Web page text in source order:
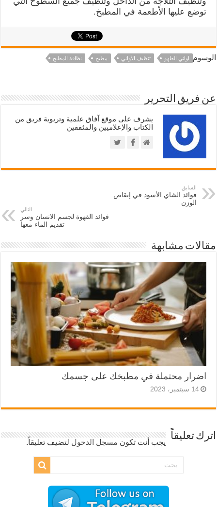
توضع عليها الأطعمة في المطبخ.
الوسوم اواني الطهو تنظيف الأواني مطبخ نظافة المطبخ
عن فريق التحرير
يشرف على موقع آفاق علمية وتربوية فريق من
الكتاب والإعلاميين والمثقفين
السابق
فوائد الشاي الأسود في إنقاص
الوزن
التالي
فوائد القهوة لجسم الانسان وسر
تقديم الماء معها
مقالات مشابهة
اضرار محتملة في مطبخك على جسمك
14 سبتمبر، 2023
اترك تعليقاً
يجب أنت تكون مسجل الدخول لتضيف تعليقاً.